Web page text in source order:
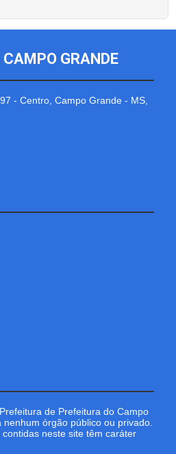
CAMPO GRANDE
- Centro, Campo Grande - MS,
de Prefeitura do Campo
órgão público ou privado.
neste site têm caráter